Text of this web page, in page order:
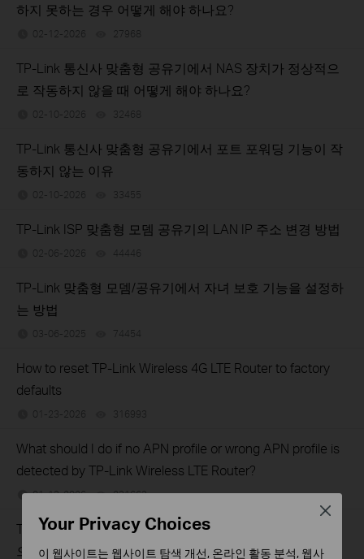
하지 못하는 경우 어떻게 해야 하나요?
02-12-2026 27968
TP-Link 통신사 맞춤형 공유기에서 NAS 장치가 정상적으
로 작동하지 않을 때 어떻게 해야 하나요?
02-10-2026 32468
TP-Link 통신사 맞춤형 공유기에서 포트 포워딩 기능이 작
동하지 않는 이유
02-10-2026 33455
TP-Link ISP 맞춤형 모뎀 공유기의 LAN IP 주소 변경 방법
02-06-2026 44446
TP-Link 맞춤형 모뎀/공유기에서 자녀 보호 기능을 설정하
는 방법
03-06-2025 74454
How to reset TP-Link Wireless 4G LTE Router to factory
defaults
01-23-2026 316993
What should I do if no APN profile or wrong APN profile is
detected by TP-Link Wireless LTE Router?
01-13-2026 231663views
TP-Link ISP 맞춤형 Wi-Fi 라우터를 통해 PPTP/OpenVPN
으로 홈 네트워크에 접속하는 방법
Your Privacy Choices
이 웹사이트는 웹사이트 탐색 개선, 온라인 활동 분석, 웹사
Close